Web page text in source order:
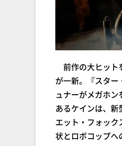
前作の大ヒット
が一新。『スタ
ュナーがメガホ
あるケインは、
エット・フォッ
状とロボコップへ